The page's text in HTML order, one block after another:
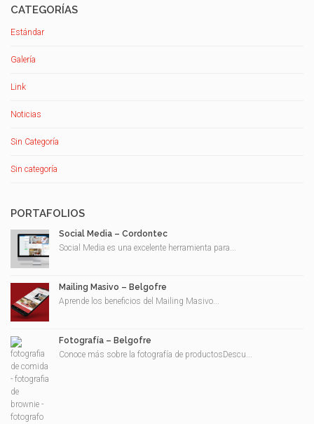
CATEGORÍAS
Estándar
Galería
Link
Noticias
Sin Categoría
Sin categoría
PORTAFOLIOS
Social Media – Cordontec
Social Media es una excelente herramienta para...
Mailing Masivo – Belgofre
Aprende los beneficios del Mailing Masivo...
Fotografía – Belgofre
Conoce más sobre la fotografía de productosDescu...